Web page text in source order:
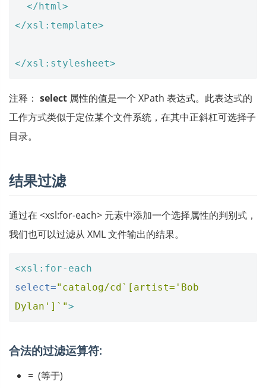
</html>
</xsl:template>
</xsl:stylesheet>
注释： select 属性的值是一个 XPath 表达式。此表达式的
工作方式类似于定位某个文件系统，在其中正斜杠可选择子
目录。
结果过滤
通过在 <xsl:for-each> 元素中添加一个选择属性的判别式，
我们也可以过滤从 XML 文件输出的结果。
<xsl:for-each
select="catalog/cd`[artist='Bob
Dylan']`">
合法的过滤运算符:
= (等于)